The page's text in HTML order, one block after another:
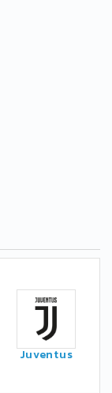
Juventus